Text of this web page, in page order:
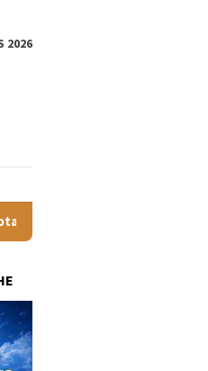
2026
Pemprov Sulut, Tekankan